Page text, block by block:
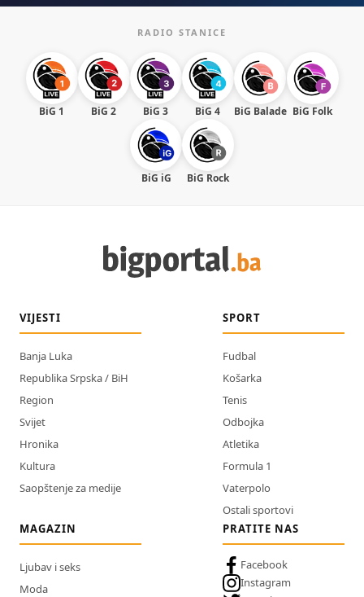
RADIO STANICE
BiG 1 BiG 2 BiG 3 BiG 4 BiG Balade BiG Folk
BiG iG BiG Rock
VIJESTI
Banja Luka
Republika Srpska / BiH
Region
Svijet
Hronika
Kultura
Saopštenje za medije
SPORT
Fudbal
Košarka
Tenis
Odbojka
Atletika
Formula 1
Vaterpolo
Ostali sportovi
MAGAZIN
Ljubav i seks
Moda
PRATITE NAS
Facebook
Instagram